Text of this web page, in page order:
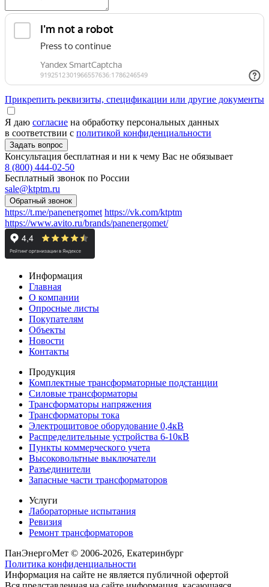
Прикрепить реквизиты, спецификации или другие документы
Я даю согласие на обработку персональных данных
в соответствии с политикой конфиденциальности
Консультация бесплатная и ни к чему Вас не обязывает
8 (800) 444-02-50
Бесплатный звонок по России
sale@ktptm.ru
https://t.me/panenergomet https://vk.com/ktptm
https://www.avito.ru/brands/panenergomet/
Информация
Главная
О компании
Опросные листы
Покупателям
Объекты
Новости
Контакты
Продукция
Комплектные трансформаторные подстанции
Силовые трансформаторы
Трансформаторы напряжения
Трансформаторы тока
Электрощитовое оборудование 0,4кВ
Распределительные устройства 6-10кВ
Пункты коммерческого учета
Высоковольтные выключатели
Разъединители
Запасные части трансформаторов
Услуги
Лабораторные испытания
Ревизия
Ремонт трансформаторов
ПанЭнергоМет © 2006-2026, Екатеринбург
Политика конфиденциальности
Информация на сайте не является публичной офертой